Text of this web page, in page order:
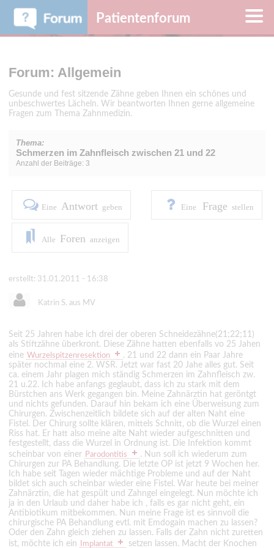
Patientenforum
Forum: Allgemein
Gesunde und fest sitzende Zähne geben Ihnen ein schönes und
unbeschwertes Lächeln. Wir beantworten Ihnen gerne allgemeine
Fragen zum Thema Zahnmedizin.
Thema:
Schmerzen im Zahnfleisch zwischen 21 und 22
Anzahl der Beiträge: 3
Eine Antwort geben Eine Frage stellen
Alle Foren anzeigen
erstellt: 31.01.2011 - 16:38
Katrin S. aus MV
Seit 25 Jahren habe ich drei der oberen Schneidezähne(21;22;11)
als Stiftzähne überkront. Diese Zähne hatten ebenfalls vo 25 Jahen
eine Wurzelspitzenresektion
. 21 und 22 dann ein Paar Jahre
später nochmal eine 2. WSR. Jetzt war fast 20 Jahe alles gut. Seit
ca. einem Jahr plagen mich ständig Schmerzen im Zahnfleisch zw.
21 u.22. Ich habe anfangs geglaubt, dass ich zu stark mit dem
Bürstchen ans Werk gegangen bin. Meine Zahnärztin hat geröntgt
und nichts gefunden. Darauf hin bekam ich eine Überweisung zum
Chirurgen. Zwischenzeitlich bildete sich auf der alten Naht eine
Fistel. Der Chirurg sollte klären, mittels Schnitt, ob die Wurzel einen
Riss hat. Er hatt also meine alte Naht wieder aufgeschnitten und
festgestellt, dass die Wurzel in Ordnung ist. Die Infektion kommt
scheinbar von einer Parodontitis
. Nun soll ich wiederum zum
Chirurgen zur PA Behandlung. Die letzte OP ist jetzt 9 Wochen her.
Ich habe seit Tagen wieder mächtige Probleme und auf der Naht
bildet sich auch scheinbar wieder eine Fistel. War heute bei meiner
Zahnärztin, die hat gespült und Zahngel eingelegt. Nun möchte ich
ja in den Urlaub und daher habe ich , falls es gar nicht geht, ein
Antibiotikum mitbekommen. Nun meine Frage ist es sinnvoll die
chirurgische PA Behandlung evtl. mit Emdogain machen zu lassen?
Oder den Zahn gleich ziehen zu lassen. Falls der Zahn nicht zuretten
ist, möchte ich ein
Implantat
setzen lassen. Macht der Knochen